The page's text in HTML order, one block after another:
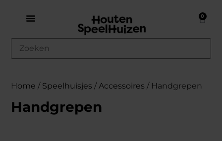
0
Home / Speelhuisjes /Accessoires / Handgrepen
Handgrepen